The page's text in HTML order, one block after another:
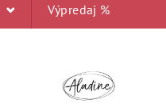
Výpredaj %